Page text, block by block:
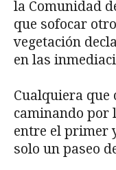
la Comunidad
que sofocar
vegetación
en las
Cualquiera que
caminando por
entre el primer
solo un paseo